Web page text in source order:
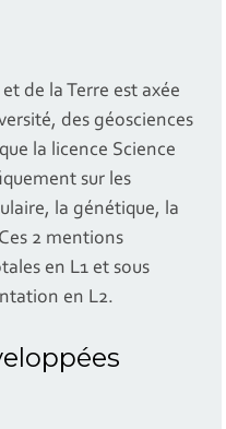
de la Terre est axée
des géosciences
la licence Science
sur les
la génétique, la
2 mentions
en L1 et sous
en L2.